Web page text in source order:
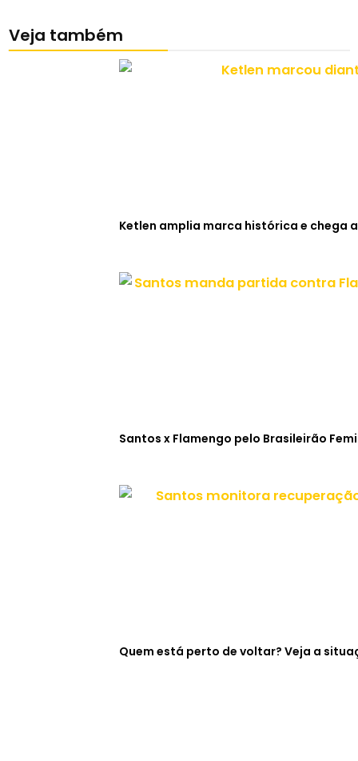
Veja também
Ketlen amplia marca histórica e chega
Santos x Flamengo pelo Brasileirão
Quem está perto de voltar? Veja a